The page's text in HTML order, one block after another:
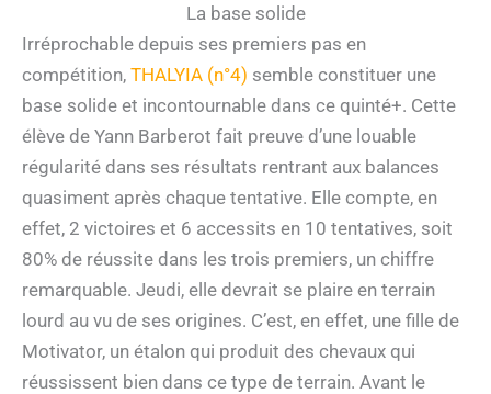
La base solide
Irréprochable depuis ses premiers pas en
compétition, THALYIA (n°4) semble constituer une
base solide et incontournable dans ce quinté+. Cette
élève de Yann Barberot fait preuve d’une louable
régularité dans ses résultats rentrant aux balances
quasiment après chaque tentative. Elle compte, en
effet, 2 victoires et 6 accessits en 10 tentatives, soit
80% de réussite dans les trois premiers, un chiffre
remarquable. Jeudi, elle devrait se plaire en terrain
lourd au vu de ses origines. C’est, en effet, une fille de
Motivator, un étalon qui produit des chevaux qui
réussissent bien dans ce type de terrain. Avant le